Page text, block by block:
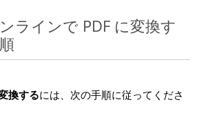
ラインで PDF に変換す
換するには、次の手順に従ってくださ